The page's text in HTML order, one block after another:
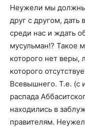
Неужели мы
друг с другом, дать
среди нас и ждать
мусульман!? Такое
которого нет
которого
Всевышнего. Т.е. (с
распада
находились в
правителям.